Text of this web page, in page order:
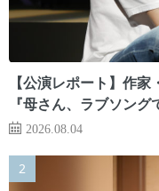
【公演レポート】作
『母さん、ラブソング
2026.08.04